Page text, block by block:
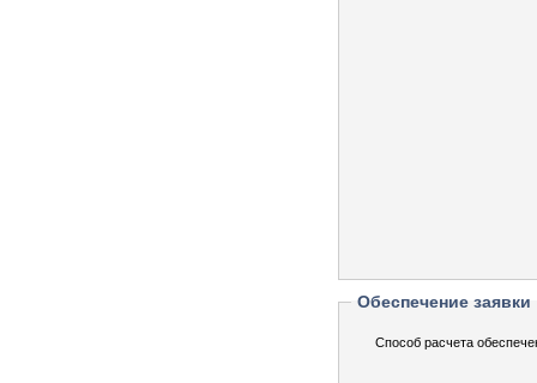
Обеспечение заявки
Способ расчета